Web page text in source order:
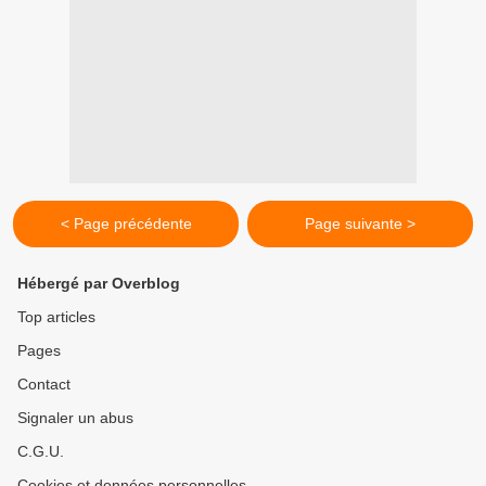
< Page précédente Page suivante >
Hébergé par Overblog
Top articles
Pages
Contact
Signaler un abus
C.G.U.